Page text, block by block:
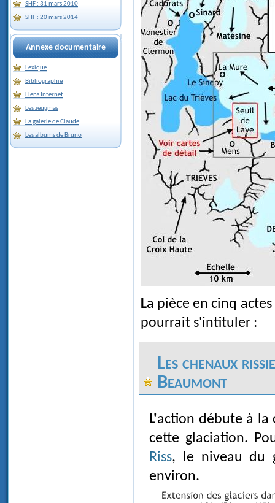
SHF : 31 mars 2010
SHF : 20 mars 2014
Annexe documentaire
Lexique
Bibliographie
Liens Internet
Les zeugmas
La galerie de Claude
Les albums de Bruno
La pièce en cinq
pourrait s'intituler :
Les chenaux
Beaumont
L'action débute à
cette glaciation.
Riss, le niveau du
environ.